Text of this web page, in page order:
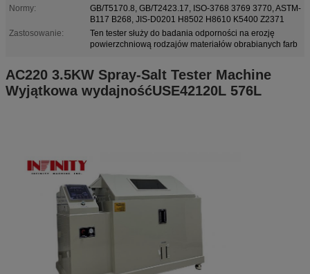
Normy:
GB/T5170.8, GB/T2423.17, ISO-3768 3769 3770, ASTM-
B117 B268, JIS-D0201 H8502 H8610 K5400 Z2371
Zastosowanie:
Ten tester służy do badania odporności na erozję
powierzchniową rodzajów materiałów obrabianych farb
AC220 3.5KW Spray-Salt Tester Machine
Wyjątkowa wydajnośćUSE42120L 576L